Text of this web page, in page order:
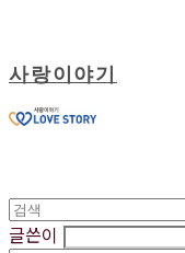
사랑이야기
글쓴이